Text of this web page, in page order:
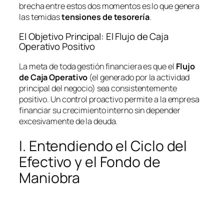
brecha entre estos dos momentos es lo que genera
las temidastensiones de tesorería.
El Objetivo Principal: El Flujo de Caja
Operativo Positivo
La meta de toda gestión financiera es que el Flujo
de Caja Operativo (el generado por la actividad
principal del negocio) sea consistentemente
positivo. Un control proactivo permite a la empresa
financiar su crecimiento interno sin depender
excesivamente de la deuda.
I. Entendiendo el Ciclo del
Efectivo y el Fondo de
Maniobra